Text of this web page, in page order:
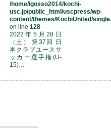
/home/igosso2014/kochi-
usc.jp/public_html/uscpress/wp-
content/themes/KochiUnited/
on line 128
2022年5月28日
（土） 第37回 日
本クラブユースサ
ッカー選手権(U-
15)…